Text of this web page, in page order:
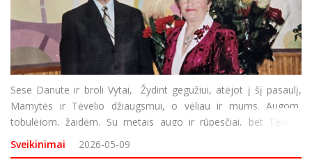
Sese Danute ir broli Vytai, Žydint gegužiui, atėjot į šį pasaulį,
Mamytės ir Tėvelio džiaugsmui, o vėliau ir mums. Augom,
tobulėjom, žaidėm. Su metais augo ir rūpesčiai, bet Tėvelių
meilė mus vienijo, rišo ir augino pažinti pasaulį.Išėjot gyvenimo
laimės ieškoti. N
Sveikinimai 2026-05-09